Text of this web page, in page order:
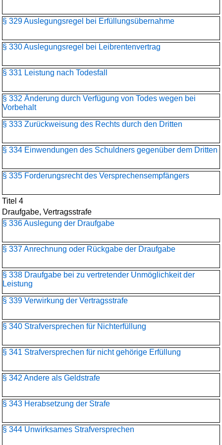
§ 329 Auslegungsregel bei Erfüllungsübernahme
§ 330 Auslegungsregel bei Leibrentenvertrag
§ 331 Leistung nach Todesfall
§ 332 Änderung durch Verfügung von Todes wegen bei
Vorbehalt
§ 333 Zurückweisung des Rechts durch den Dritten
§ 334 Einwendungen des Schuldners gegenüber dem Dritten
§ 335 Forderungsrecht des Versprechensempfängers
Titel 4
Draufgabe, Vertragsstrafe
§ 336 Auslegung der Draufgabe
§ 337 Anrechnung oder Rückgabe der Draufgabe
§ 338 Draufgabe bei zu vertretender Unmöglichkeit der
Leistung
§ 339 Verwirkung der Vertragsstrafe
§ 340 Strafversprechen für Nichterfüllung
§ 341 Strafversprechen für nicht gehörige Erfüllung
§ 342 Andere als Geldstrafe
§ 343 Herabsetzung der Strafe
§ 344 Unwirksames Strafversprechen